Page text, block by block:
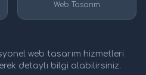
Web Tasarım
web tasarım hizmetleri
detaylı bilgi alabilirsiniz.